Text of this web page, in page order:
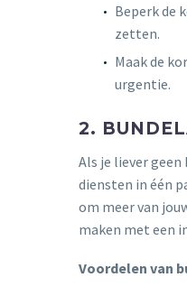
Beperk de
zetten.
Maak de
urgentie.
2.
Als je liever
diensten in één
om meer van
maken met een
Voordelen van